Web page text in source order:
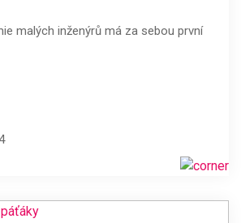
malých inženýrů má za sebou první